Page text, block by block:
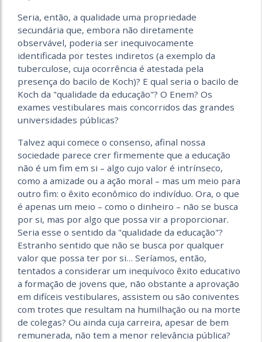
Seria, então, a qualidade uma propriedade
secundária que, embora não diretamente
observável, poderia ser inequivocamente
identificada por testes indiretos (a exemplo da
tuberculose, cuja ocorrência é atestada pela
presença do bacilo de Koch)? E qual seria o bacilo de
Koch da "qualidade da educação"? O Enem? Os
exames vestibulares mais concorridos das grandes
universidades públicas?
Talvez aqui comece o consenso, afinal nossa
sociedade parece crer firmemente que a educação
não é um fim em si – algo cujo valor é intrínseco,
como a amizade ou a ação moral – mas um meio para
outro fim: o êxito econômico do indivíduo. Ora, o que
é apenas um meio – como o dinheiro – não se busca
por si, mas por algo que possa vir a proporcionar.
Seria esse o sentido da "qualidade da educação"?
Estranho sentido que não se busca por qualquer
valor que possa ter por si… Seríamos, então,
tentados a considerar um inequívoco êxito educativo
a formação de jovens que, não obstante a aprovação
em difíceis vestibulares, assistem ou são coniventes
com trotes que resultam na humilhação ou na morte
de colegas? Ou ainda cuja carreira, apesar de bem
remunerada, não tem a menor relevância pública?